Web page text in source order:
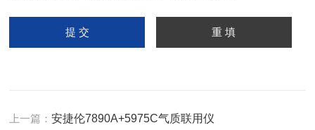
上一篇：安捷伦7890A+5975C气质联用仪